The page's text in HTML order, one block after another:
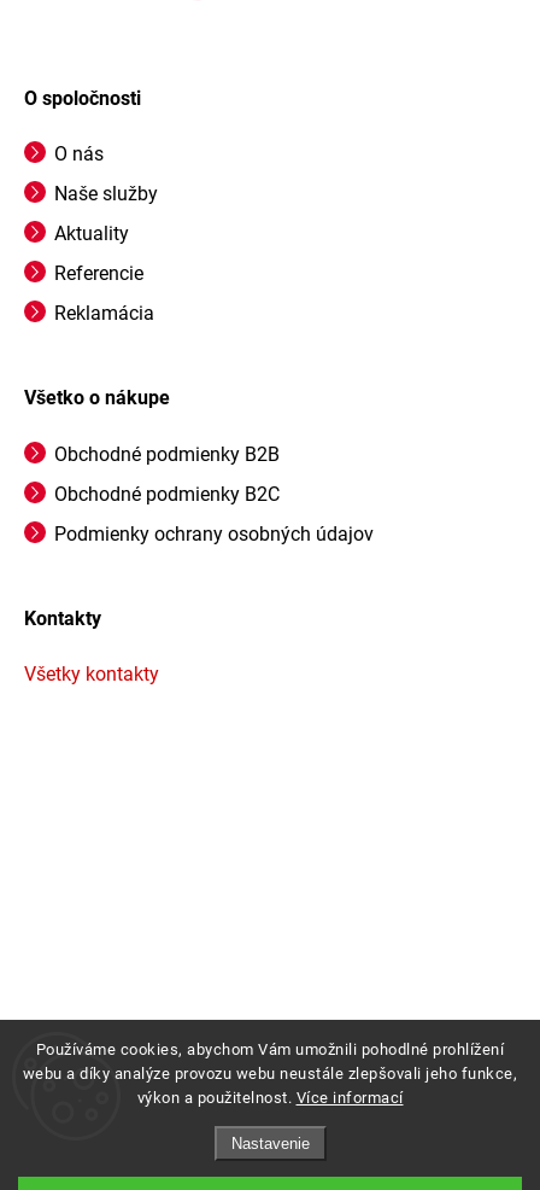
Používáme cookies, abychom Vám umožnili pohodlné prohlížení
webu a díky analýze provozu webu neustále zlepšovali jeho funkce,
výkon a použitelnost. Více informací
Nastavenie
O spoločnosti
O nás
Naše služby
Aktuality
Referencie
Reklamácia
Všetko o nákupe
Obchodné podmienky B2B
Obchodné podmienky B2C
Podmienky ochrany osobných údajov
Kontakty
Všetky kontakty
Profigrass.sk. Všetky práva vyhradené.
Grafický návrh vytvořil a nakódoval